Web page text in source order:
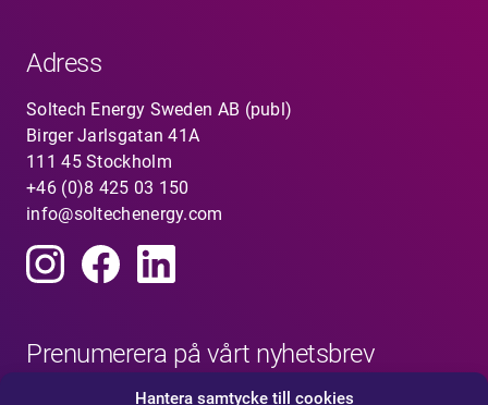
Hantera samtycke till cookies
Adress
Soltech Energy Sweden AB (publ)
Birger Jarlsgatan 41A
111 45 Stockholm
+46 (0)8 425 03 150
info@soltechenergy.com
Prenumerera på vårt nyhetsbrev